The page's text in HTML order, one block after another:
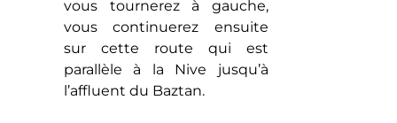
vous tournerez à gauche,
vous continuerez ensuite
sur cette route qui est
parallèle à la Nive jusqu’à
l’affluent du Baztan.